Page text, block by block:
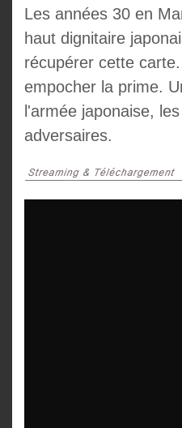
Les années 30 en
haut dignitaire
récupérer cette
empocher la prime.
l'armée japonaise,
adversaires.